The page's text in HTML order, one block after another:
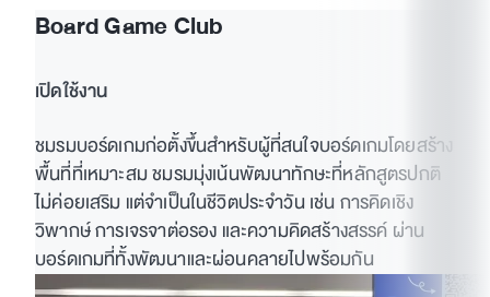
Board Game Club
เปิดใช้งาน
ชมรมบอร์ดเกมก่อตั้งขึ้นสำหรับผู้ที่สนใจบอร์ดเกมโดยสร้าง
พื้นที่ที่เหมาะสม ชมรมมุ่งเน้นพัฒนาทักษะที่หลักสูตรปกติ
ไม่ค่อยเสริม แต่จำเป็นในชีวิตประจำวัน เช่น การคิดเชิง
วิพากษ์ การเจรจาต่อรอง และความคิดสร้างสรรค์ ผ่าน
บอร์ดเกมที่ทั้งพัฒนาและผ่อนคลายไปพร้อมกัน